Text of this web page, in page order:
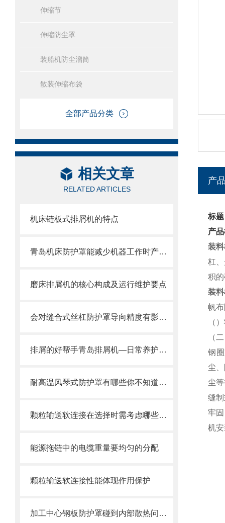
伸缩节
伸缩防尘罩
装船机防尘溜筒
散装伸缩布袋
全部产品分类
相关文章
RELATED ARTICLES
机床链板式排屑机的特点
青岛机床防护罩能减少机器工作时产生的噪音对周围环境的影响
磨床排屑机的核心构成及运行维护要点
会对缝合式丝杠防护罩导向精度有影响的因素都有哪些？
排屑的好帮手青岛排屑机—日常养护方式
耐高温风琴式防护罩有哪些你不知道的小细节？
颗粒输送软连接在选择时需考虑哪些因素？
能源拖链中的电缆重量要均匀的分配
颗粒输送软连接性能体现作用保护
加工中心钢板防护罩碰到内部散热问题改怎么办？这篇文章告诉你
产
标
产
装
杠
积
装
帆
（
（
钢
尘
尘
缝
牢
机